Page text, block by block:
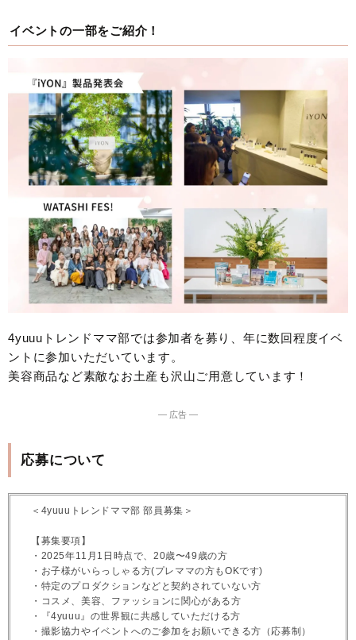
イベントの一部をご紹介！
4yuuuトレンドママ部では参加者を募り、年に数回程度イベ
ントに参加いただいています。
美容商品など素敵なお土産も沢山ご用意しています！
― 広告 ―
応募について
＜4yuuuトレンドママ部 部員募集＞
【募集要項】
・2025年11月1日時点で、20歳〜49歳の方
・お子様がいらっしゃる方(プレママの方もOKです)
・特定のプロダクションなどと契約されていない方
・コスメ、美容、ファッションに関心がある方
・『4yuuu』の世界観に共感していただける方
・撮影協力やイベントへのご参加をお願いできる方（応募制）